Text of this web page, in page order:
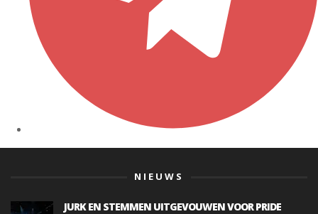
NIEUWS
JURK EN STEMMEN UITGEVOUWEN VOOR PRIDE